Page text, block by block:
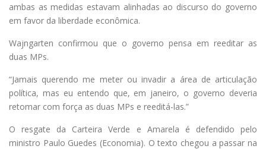
ambas as medidas estavam alinhadas ao discurso do governo
em favor da liberdade econômica.
Wajngarten confirmou que o governo pensa em reeditar as
duas MPs.
“Jamais querendo me meter ou invadir a área de articulação
política, mas eu entendo que, em janeiro, o governo deveria
retomar com força as duas MPs e reeditá-las.”
O resgate da Carteira Verde e Amarela é defendido pelo
ministro Paulo Guedes (Economia). O texto chegou a passar na